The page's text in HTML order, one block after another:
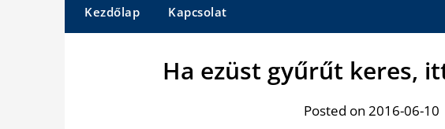
Kezdőlap Kapcsolat
Ha ezüst gyűrűt keres,
Posted on 2016-06-10